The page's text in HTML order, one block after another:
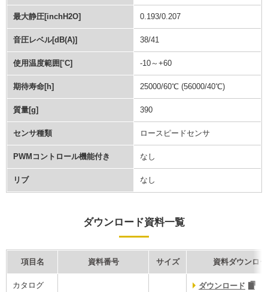
最大静圧[inchH2O] 0.193/0.207
音圧レベル[dB(A)] 38/41
使用温度範囲[˚C] -10～+60
期待寿命[h] 25000/60℃ (56000/40℃)
質量[g] 390
センサ種類 ロースピードセンサ
PWMコントロール機能付き なし
リブ なし
ダウンロード資料一覧
項目名 資料番号 サイズ 資料ダウンロ
カタログ ダウンロード